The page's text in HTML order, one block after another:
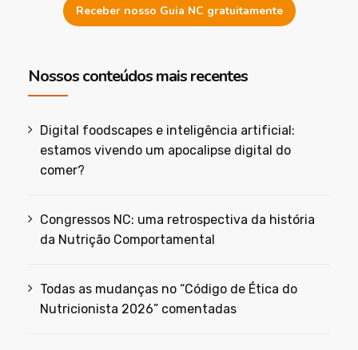
Receber nosso Guia NC gratuitamente
Nossos conteúdos mais recentes
Digital foodscapes e inteligência artificial:
estamos vivendo um apocalipse digital do
comer?
Congressos NC: uma retrospectiva da história
da Nutrição Comportamental
Todas as mudanças no “Código de Ética do
Nutricionista 2026” comentadas